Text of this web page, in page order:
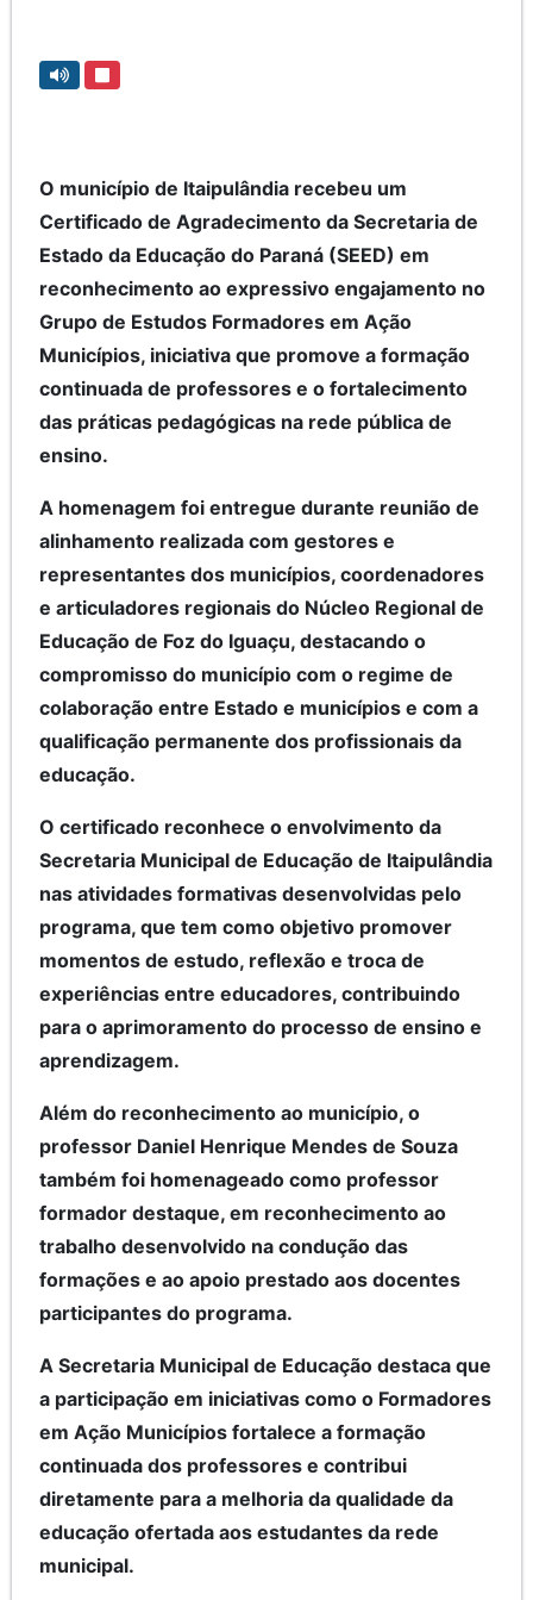
O município de Itaipulândia recebeu um
Certificado de Agradecimento da Secretaria de
Estado da Educação do Paraná (SEED) em
reconhecimento ao expressivo engajamento no
Grupo de Estudos Formadores em Ação
Municípios, iniciativa que promove a formação
continuada de professores e o fortalecimento
das práticas pedagógicas na rede pública de
ensino.
A homenagem foi entregue durante reunião de
alinhamento realizada com gestores e
representantes dos municípios, coordenadores
e articuladores regionais do Núcleo Regional de
Educação de Foz do Iguaçu, destacando o
compromisso do município com o regime de
colaboração entre Estado e municípios e com a
qualificação permanente dos profissionais da
educação.
O certificado reconhece o envolvimento da
Secretaria Municipal de Educação de Itaipulândia
nas atividades formativas desenvolvidas pelo
programa, que tem como objetivo promover
momentos de estudo, reflexão e troca de
experiências entre educadores, contribuindo
para o aprimoramento do processo de ensino e
aprendizagem.
Além do reconhecimento ao município, o
professor Daniel Henrique Mendes de Souza
também foi homenageado como professor
formador destaque, em reconhecimento ao
trabalho desenvolvido na condução das
formações e ao apoio prestado aos docentes
participantes do programa.
A Secretaria Municipal de Educação destaca que
a participação em iniciativas como o Formadores
em Ação Municípios fortalece a formação
continuada dos professores e contribui
diretamente para a melhoria da qualidade da
educação ofertada aos estudantes da rede
municipal.